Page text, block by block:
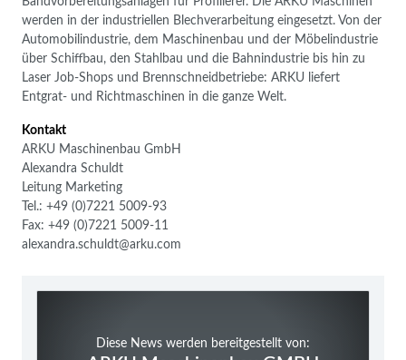
werden in der industriellen Blechverarbeitung eingesetzt. Von der
Automobilindustrie, dem Maschinenbau und der Möbelindustrie
über Schiffbau, den Stahlbau und die Bahnindustrie bis hin zu
Laser Job-Shops und Brennschneidbetriebe: ARKU liefert
Entgrat- und Richtmaschinen in die ganze Welt.
Kontakt
ARKU Maschinenbau GmbH
Alexandra Schuldt
Leitung Marketing
Tel.: +49 (0)7221 5009-93
Fax: +49 (0)7221 5009-11
alexandra.schuldt@arku.com
Diese News werden bereitgestellt von: